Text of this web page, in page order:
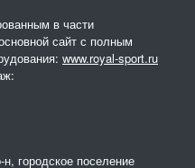
в части
сайт с полным
www.royal-sport.ru
городское поселение